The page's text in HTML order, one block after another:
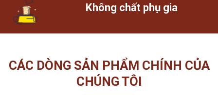
Không chất phụ gia
CÁC DÒNG SẢN PHẨM CHÍNH CỦA
CHÚNG TÔI